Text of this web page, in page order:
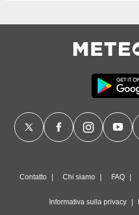
Contatto Chi siamo FAQ
Informativa sulla privacy